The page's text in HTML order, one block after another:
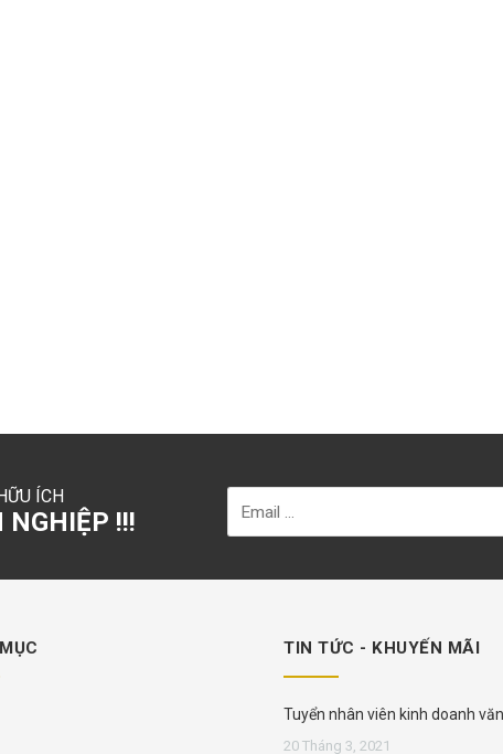
ÍCH
NGHIỆP !!!
TIN TỨC - KHUYẾN MÃI
Tuyển nhân viên kinh doanh
20 Tháng 3, 2021